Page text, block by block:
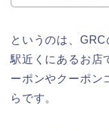
というのは、
駅近くにあるお店
ーポンやクーポン
らです。